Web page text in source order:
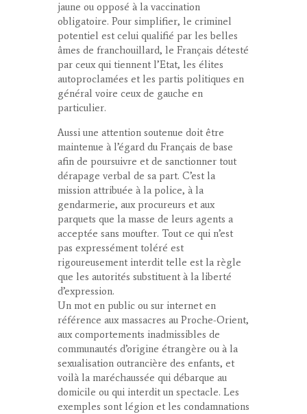
jaune ou opposé à la vaccination
obligatoire. Pour simplifier, le criminel
potentiel est celui qualifié par les belles
âmes de franchouillard, le Français détesté
par ceux qui tiennent l’Etat, les élites
autoproclamées et les partis politiques en
général voire ceux de gauche en
particulier.
Aussi une attention soutenue doit être
maintenue à l’égard du Français de base
afin de poursuivre et de sanctionner tout
dérapage verbal de sa part. C’est la
mission attribuée à la police, à la
gendarmerie, aux procureurs et aux
parquets que la masse de leurs agents a
acceptée sans moufter. Tout ce qui n’est
pas expressément toléré est
rigoureusement interdit telle est la règle
que les autorités substituent à la liberté
d’expression.
Un mot en public ou sur internet en
référence aux massacres au Proche-Orient,
aux comportements inadmissibles de
communautés d’origine étrangère ou à la
sexualisation outrancière des enfants, et
voilà la maréchaussée qui débarque au
domicile ou qui interdit un spectacle. Les
exemples sont légion et les condamnations